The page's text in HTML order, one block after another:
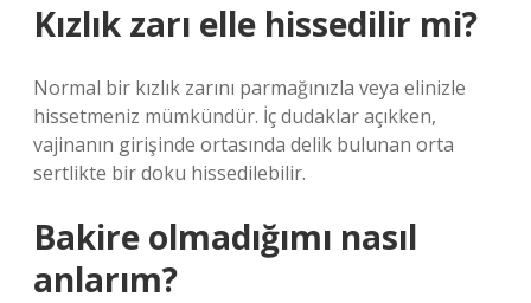
Kızlık zarı elle hissedilir mi?
Normal bir kızlık zarını parmağınızla veya elinizle
hissetmeniz mümkündür. İç dudaklar açıkken,
vajinanın girişinde ortasında delik bulunan orta
sertlikte bir doku hissedilebilir.
Bakire olmadığımı nasıl
anlarım?